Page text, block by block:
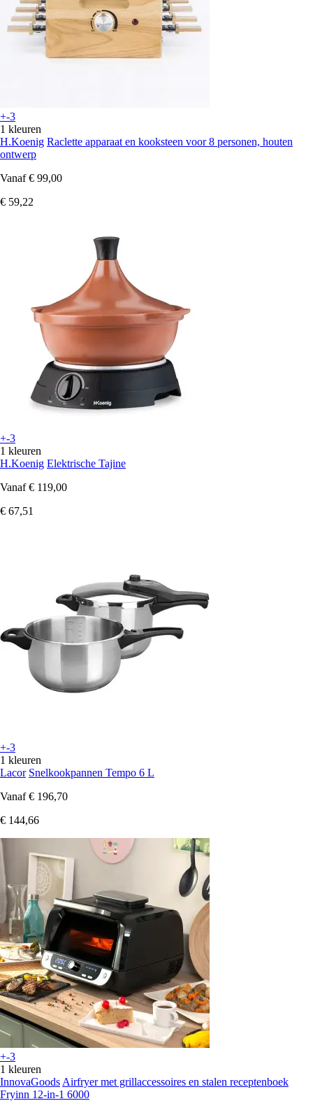
+-3
1 kleuren
H.Koenig Raclette apparaat en kooksteen voor 8 personen, houten
ontwerp
Vanaf € 99,00
€ 59,22
+-3
1 kleuren
H.Koenig Elektrische Tajine
Vanaf € 119,00
€ 67,51
+-3
1 kleuren
Lacor Snelkookpannen Tempo 6 L
Vanaf € 196,70
€ 144,66
+-3
1 kleuren
InnovaGoods Airfryer met grillaccessoires en stalen receptenboek
Fryinn 12-in-1 6000